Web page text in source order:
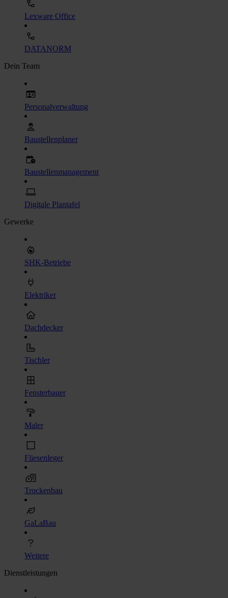
Lexware Office
DATANORM
Dein Team
Personalverwaltung
Baustellenplaner
Baustellenmanagement
Digitale Plantafel
Gewerke
SHK-Betriebe
Elektriker
Dachdecker
Tischler
Fensterbauer
Maler
Fliesenleger
Trockenbau
GaLaBau
Weitere
Dienstleistungen